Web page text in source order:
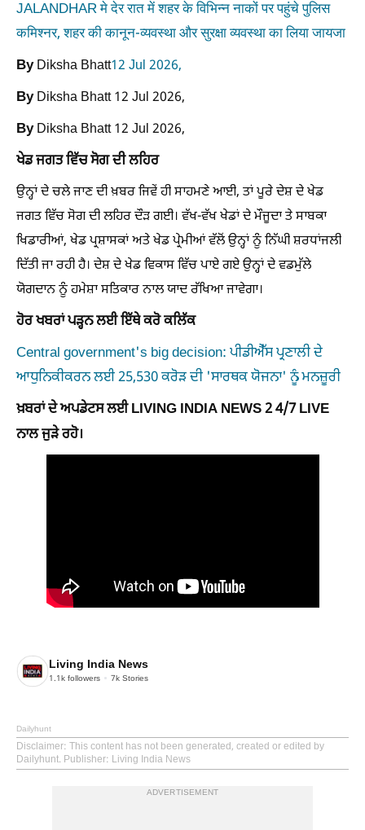
JALANDHAR मे देर रात में शहर के विभिन्न नाकों पर पहुंचे पुलिस
कमिश्नर, शहर की कानून-व्यवस्था और सुरक्षा व्यवस्था का लिया जायजा
ByDiksha Bhatt12 Jul 2026,
ByDiksha Bhatt12 Jul 2026,
ByDiksha Bhatt12 Jul 2026,
ਖੇਡ ਜਗਤ ਵਿੱਚ ਸੋਗ ਦੀ ਲਹਿਰ
ਉਨ੍ਹਾਂ ਦੇ ਚਲੇ ਜਾਣ ਦੀ ਖ਼ਬਰ ਜਿਵੇਂ ਹੀ ਸਾਹਮਣੇ ਆਈ, ਤਾਂ ਪੂਰੇ ਦੇਸ਼ ਦੇ ਖੇਡ
ਜਗਤ ਵਿੱਚ ਸੋਗ ਦੀ ਲਹਿਰ ਦੌੜ ਗਈ। ਵੱਖ-ਵੱਖ ਖੇਡਾਂ ਦੇ ਮੌਜੂਦਾ ਤੇ ਸਾਬਕਾ
ਖਿਡਾਰੀਆਂ, ਖੇਡ ਪ੍ਰਸ਼ਾਸਕਾਂ ਅਤੇ ਖੇਡ ਪ੍ਰੇਮੀਆਂ ਵੱਲੋਂ ਉਨ੍ਹਾਂ ਨੂੰ ਨਿੱਘੀ ਸ਼ਰਧਾਂਜਲੀ
ਦਿੱਤੀ ਜਾ ਰਹੀ ਹੈ। ਦੇਸ਼ ਦੇ ਖੇਡ ਵਿਕਾਸ ਵਿੱਚ ਪਾਏ ਗਏ ਉਨ੍ਹਾਂ ਦੇ ਵਡਮੁੱਲੇ
ਯੋਗਦਾਨ ਨੂੰ ਹਮੇਸ਼ਾ ਸਤਿਕਾਰ ਨਾਲ ਯਾਦ ਰੱਖਿਆ ਜਾਵੇਗਾ।
ਹੋਰ ਖਬਰਾਂ ਪੜ੍ਹਨ ਲਈ ਇੱਥੇ ਕਰੋ ਕਲਿੱਕ
Central government's big decision: ਪੀਡੀਐੱਸ ਪ੍ਰਣਾਲੀ ਦੇ
ਆਧੁਨਿਕੀਕਰਨ ਲਈ 25,530 ਕਰੋੜ ਦੀ 'ਸਾਰਥਕ ਯੋਜਨਾ' ਨੂੰ ਮਨਜ਼ੂਰੀ
ਖ਼ਬਰਾਂ ਦੇ ਅਪਡੇਟਸ ਲਈ LIVING INDIA NEWS 2 4/7 LIVE
ਨਾਲ ਜੁੜੇ ਰਹੋ।
Living India News
1.1k followers 7k Stories
Dailyhunt
Disclaimer: This content has not been generated, created or edited by
Dailyhunt. Publisher: Living India News
ADVERTISEMENT